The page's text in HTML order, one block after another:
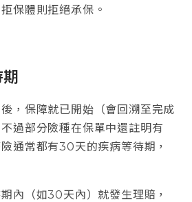
保體則拒絕承保。
，保障就已開始（會回溯至完成
過部分險種在保單中還註明有
通常都有30天的疾病等待期，
內（如30天內）就發生理賠，